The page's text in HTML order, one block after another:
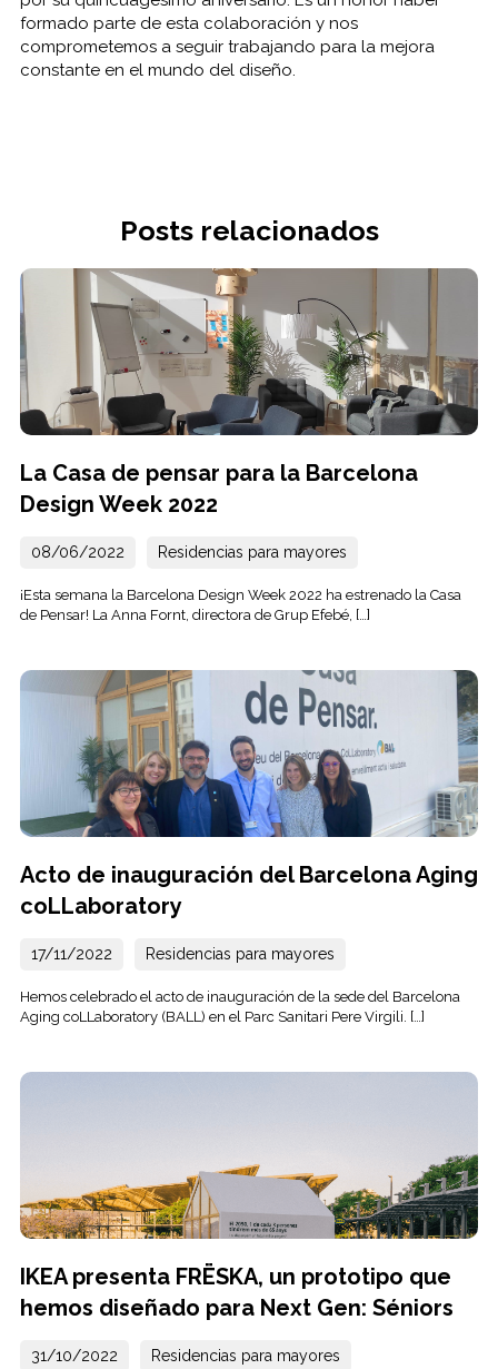
formado parte de esta colaboración y nos
comprometemos a seguir trabajando para la mejora
constante en el mundo del diseño.
Posts relacionados
La Casa de pensar para la Barcelona
Design Week 2022
08/06/2022 Residencias para mayores
¡Esta semana la Barcelona Design Week 2022 ha estrenado la Casa
de Pensar! La Anna Fornt, directora de Grup Efebé, […]
Acto de inauguración del Barcelona Aging
coLLaboratory
17/11/2022 Residencias para mayores
Hemos celebrado el acto de inauguración de la sede del Barcelona
Aging coLLaboratory (BALL) en el Parc Sanitari Pere Virgili. […]
IKEA presenta FRËSKA, un prototipo que
hemos diseñado para Next Gen: Séniors
31/10/2022 Residencias para mayores